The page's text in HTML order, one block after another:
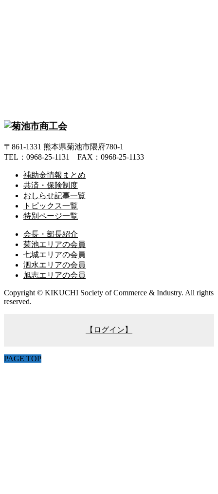
〒861-1331 熊本県菊池市隈府780-1
TEL：0968-25-1131 FAX：0968-25-1133
補助金情報まとめ
共済・保険制度
おしらせ記事一覧
トピックス一覧
特別ページ一覧
会長・部長紹介
菊池エリアの会員
七城エリアの会員
泗水エリアの会員
旭志エリアの会員
Copyright © KIKUCHI Society of Commerce & Industry. All rights
reserved.
【ログイン】
PAGE TOP